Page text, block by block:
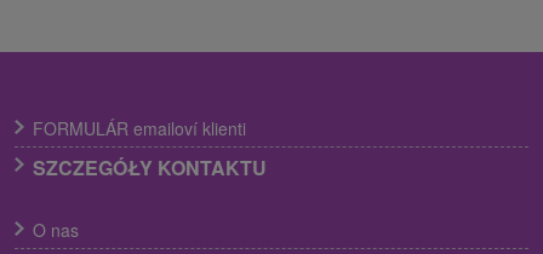
FORMULÁR emailoví klienti
SZCZEGÓŁY KONTAKTU
O nas